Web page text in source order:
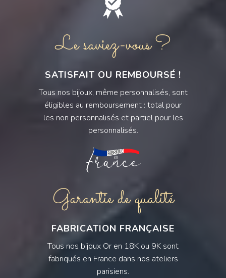
Le saviez-vous ?
SATISFAIT OU REMBOURSÉ !
Tous nos bijoux, même personnalisés, sont
éligibles au remboursement : total pour
les non personnalisés et partiel pour les
personnalisés.
Garantie de qualité
FABRICATION FRANÇAISE
Tous nos bijoux Or en 18K ou 9K sont
fabriqués en France dans nos ateliers
parisiens.